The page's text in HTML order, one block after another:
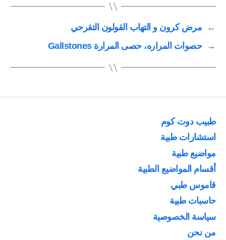
←
مرض كرون و التهاب القولون التقرحي
→
حصوات المراره، حصى المرارة Gallstones
طبيب دوت كوم
استشارات طبية
مواضيع طبية
أقسام المواضيع الطبية
قاموس طبي
حاسبات طبية
سياسة الخصوصية
من نحن